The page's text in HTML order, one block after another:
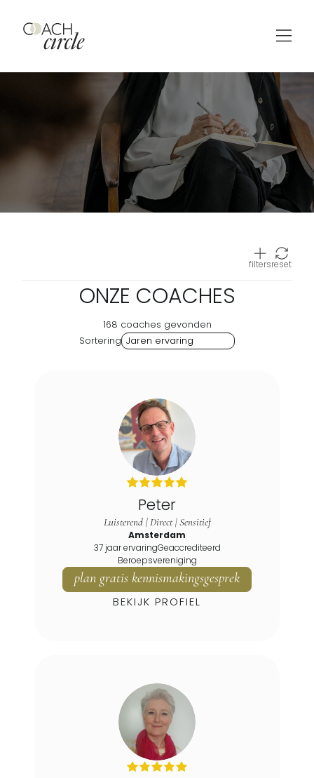
filtersreset
Soort coaching
ONZE COACHES
168 coaches gevonden
Sortering
Peter
Luisterend | Direct | Sensitief
Amsterdam
37 jaar ervaringGeaccrediteerd
Beroepsvereniging
plan gratis kennismakingsgesprek
BEKIJK PROFIEL